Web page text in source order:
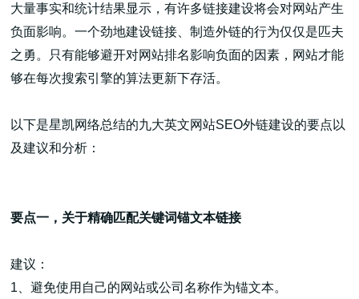
广告大片形式做开发
大量事实和统计结果显示，有许多链接建设将会对网站产生
负面影响。一个劲地建设链接、制造外链的行为仅仅是匹夫
之勇。只有能够避开对网站排名影响负面的因素，网站才能
够在每次搜索引擎的算法更新下存活。
以下是星凯网络总结的九大英文网站SEO外链建设的要点以
及建议和分析：
要点一，关于精确匹配关键词锚文本链接
建议：
1、避免使用自己的网站或公司名称作为锚文本。